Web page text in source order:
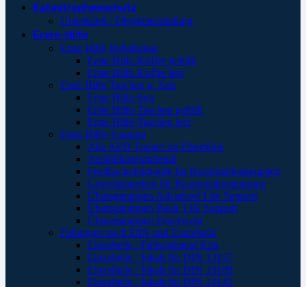
Katastrophenschutz
Unterkunft / Objektausstattung
Erste-Hilfe
Erste Hilfe Behältnisse
Erste Hilfe-Koffer gefüllt
Erste Hilfe-Koffer leer
Erste Hilfe Taschen u. Sets
Erste Hilfe-Sets
Erste Hilfe-Taschen gefüllt
Erste Hilfe-Taschen leer
Erste Hilfe-Training
Alle AED Trainer im Überblick
Ausbildungsmaterial
Feedbackelektronik für Reanimationspuppen
Gesichtsmasken für Reanimationspuppen
Übungspuppen Advanced Life Support
Übungspuppen Basic Life Support
Übungspuppen Feuerwehr
Füllungen nach DIN und Einzelteile
Einzelteile / Füllsortiment Kita
Einzelteile / Inhalt für DIN 13157
Einzelteile / Inhalt für DIN 13169
Einzelteile / Inhalt für DIN 14142